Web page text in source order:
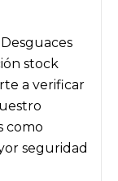
stock
a verificar
como
seguridad